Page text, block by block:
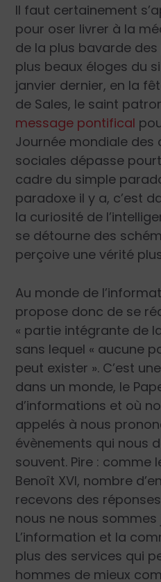
Il faut certainement
pour oser livrer à la
de la plus bavarde
plus beaux éloges du
janvier dernier, en la
de Sales, le saint
message pontifical
Journée mondiale
sociales dépasse
cadre du simple
paradoxe il y a, c’est
la curiosité de
se détourne des
perçoive une vérité
Au monde de
propose donc de se
« partie intégrante de
sans lequel « aucune
peut exister ». C’est
dans un monde, le
d’informations et où
appelés à nous
évènements qui nous
souvent. Pire : comme
Benoît XVI, nombre
recevons des
nous ne nous
L’information et la
plus des services qui
hommes de mieux